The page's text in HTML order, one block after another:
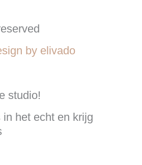
by elivado
studio!
het echt en krijg